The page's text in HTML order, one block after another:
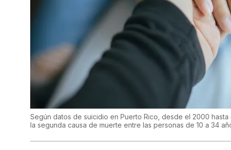
Según datos de suicidio en Puerto Rico, desde el 2000
la segunda causa de muerte entre las personas de 10 a 34